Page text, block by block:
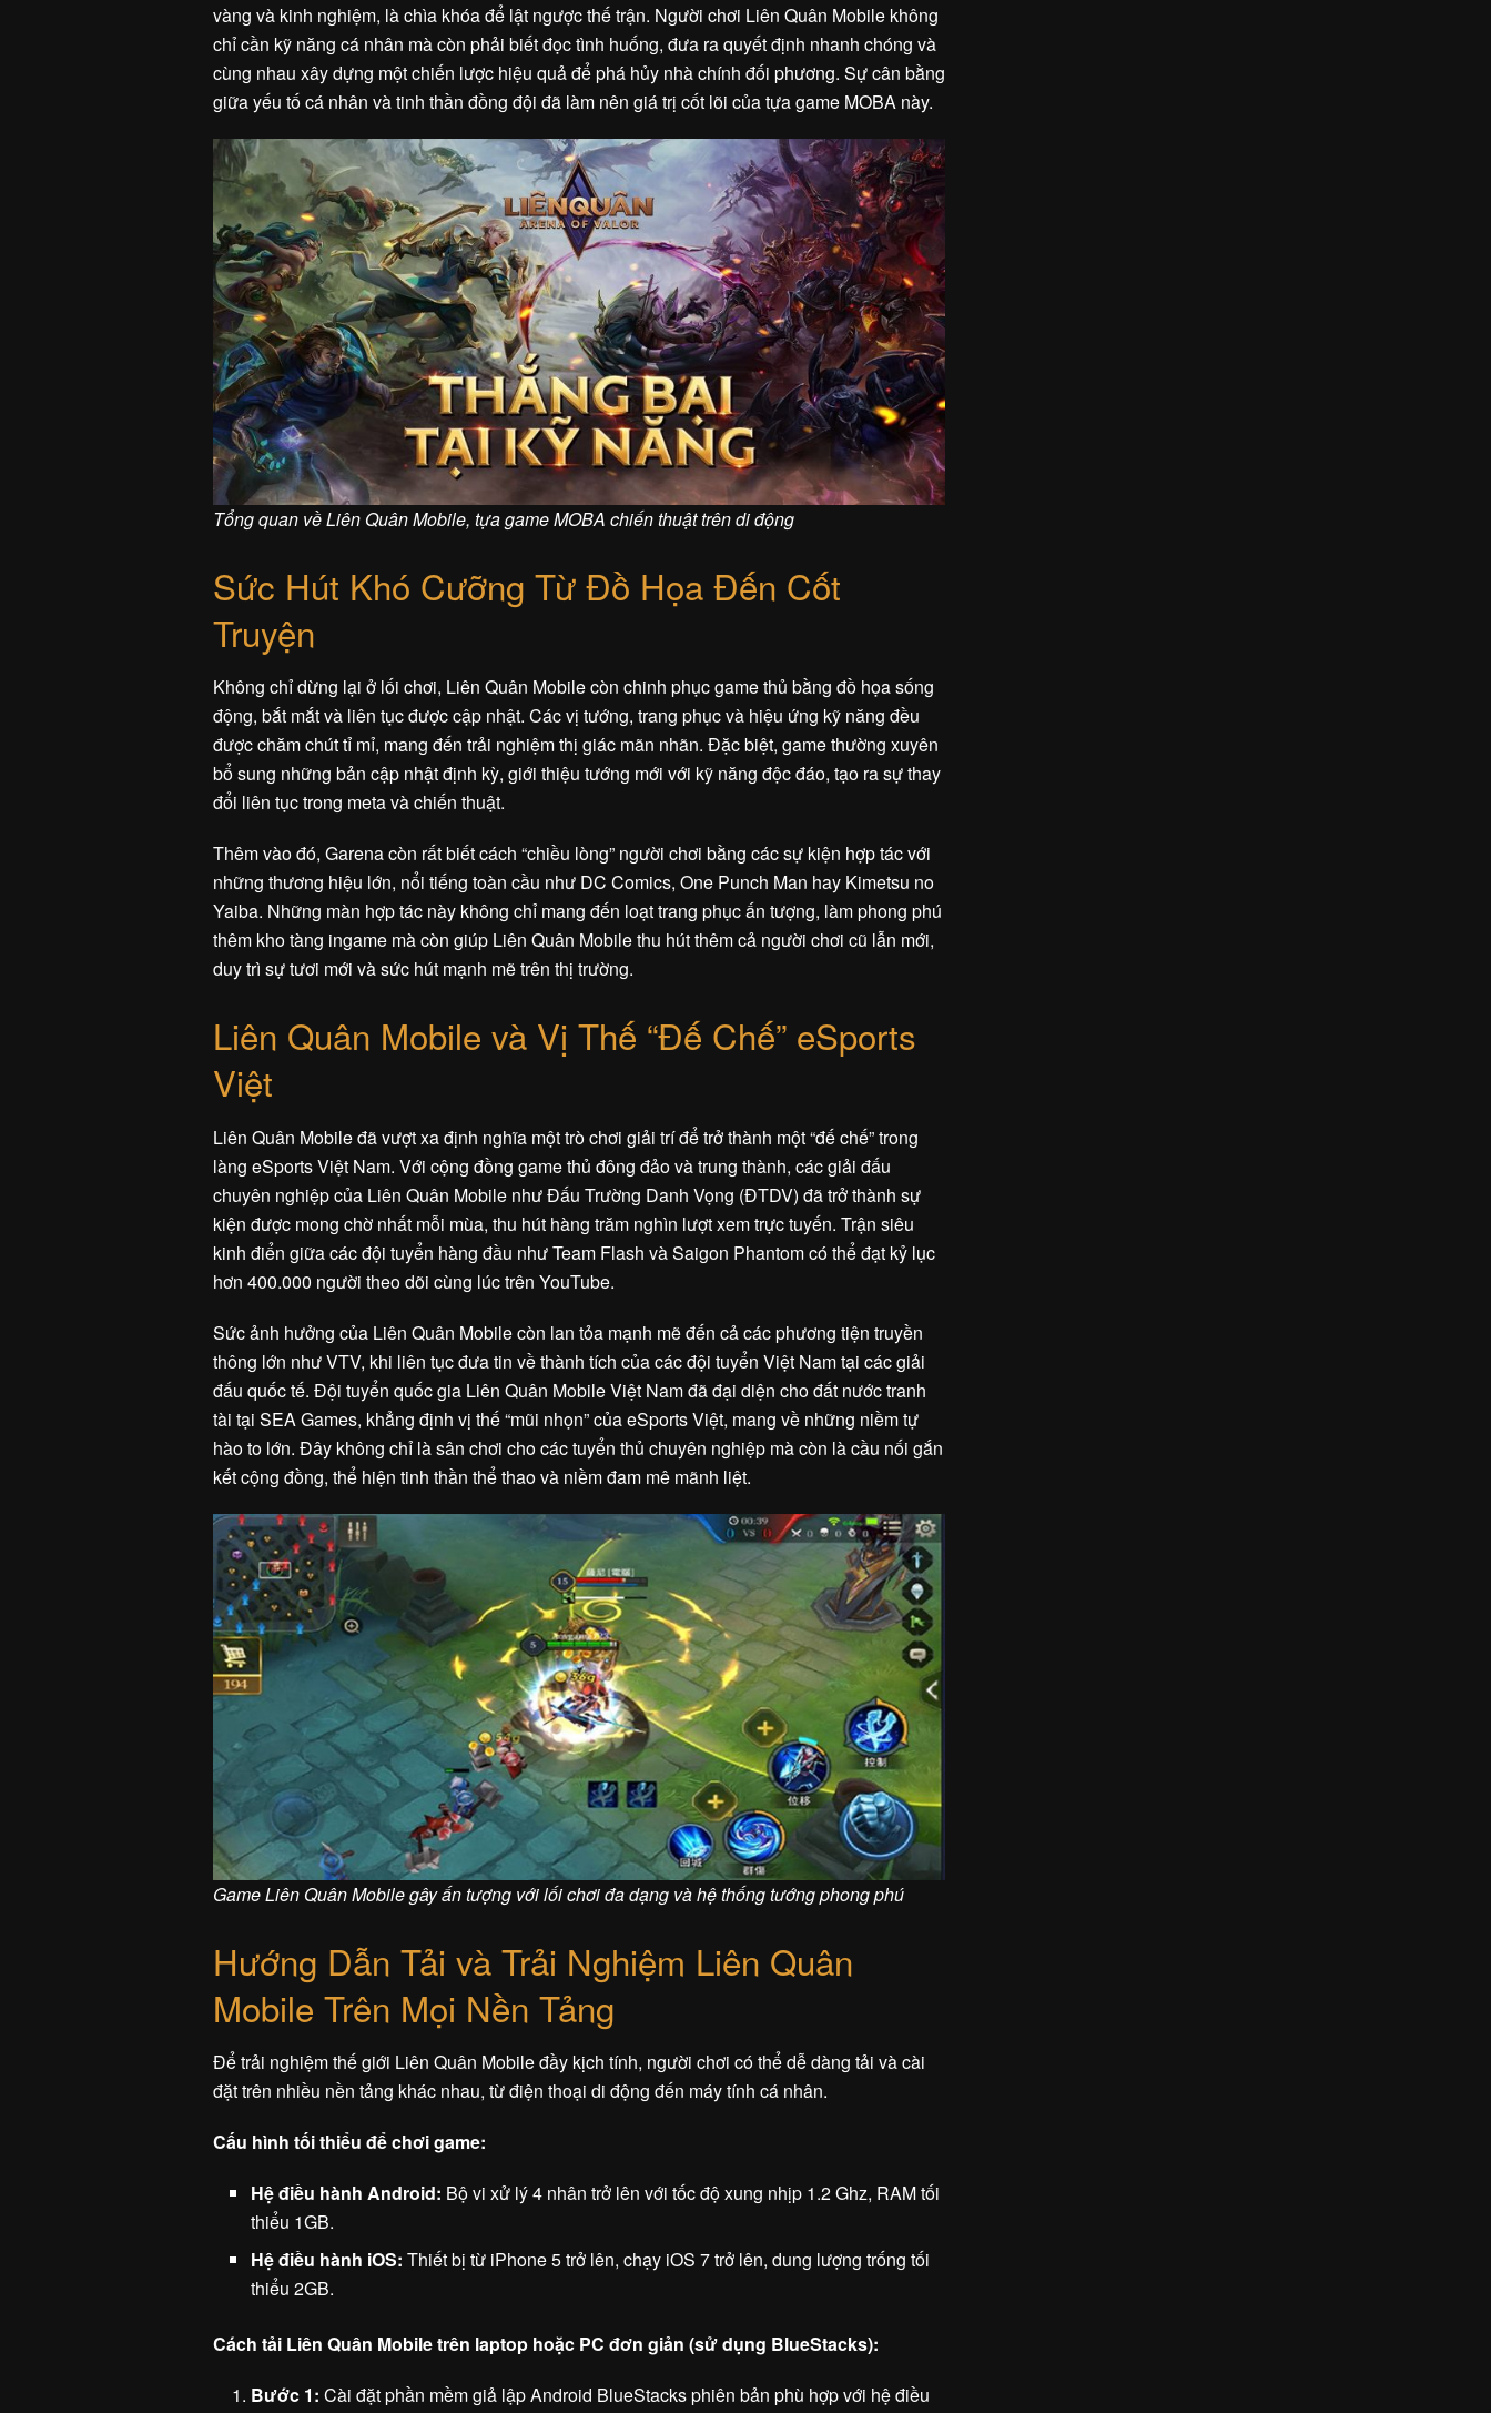
vàng và kinh nghiệm, là chìa khóa để lật ngược thế trận. Người chơi Liên Quân Mobile không
chỉ cần kỹ năng cá nhân mà còn phải biết đọc tình huống, đưa ra quyết định nhanh chóng và
cùng nhau xây dựng một chiến lược hiệu quả để phá hủy nhà chính đối phương. Sự cân bằng
giữa yếu tố cá nhân và tinh thần đồng đội đã làm nên giá trị cốt lõi của tựa game MOBA này.
Tổng quan về Liên Quân Mobile, tựa game MOBA chiến thuật trên di động
Sức Hút Khó Cưỡng Từ Đồ Họa Đến Cốt
Truyện
Không chỉ dừng lại ở lối chơi, Liên Quân Mobile còn chinh phục game thủ bằng đồ họa sống
động, bắt mắt và liên tục được cập nhật. Các vị tướng, trang phục và hiệu ứng kỹ năng đều
được chăm chút tỉ mỉ, mang đến trải nghiệm thị giác mãn nhãn. Đặc biệt, game thường xuyên
bổ sung những bản cập nhật định kỳ, giới thiệu tướng mới với kỹ năng độc đáo, tạo ra sự thay
đổi liên tục trong meta và chiến thuật.
Thêm vào đó, Garena còn rất biết cách “chiều lòng” người chơi bằng các sự kiện hợp tác với
những thương hiệu lớn, nổi tiếng toàn cầu như DC Comics, One Punch Man hay Kimetsu no
Yaiba. Những màn hợp tác này không chỉ mang đến loạt trang phục ấn tượng, làm phong phú
thêm kho tàng ingame mà còn giúp Liên Quân Mobile thu hút thêm cả người chơi cũ lẫn mới,
duy trì sự tươi mới và sức hút mạnh mẽ trên thị trường.
Liên Quân Mobile và Vị Thế “Đế Chế” eSports
Việt
Liên Quân Mobile đã vượt xa định nghĩa một trò chơi giải trí để trở thành một “đế chế” trong
làng eSports Việt Nam. Với cộng đồng game thủ đông đảo và trung thành, các giải đấu
chuyên nghiệp của Liên Quân Mobile như Đấu Trường Danh Vọng (ĐTDV) đã trở thành sự
kiện được mong chờ nhất mỗi mùa, thu hút hàng trăm nghìn lượt xem trực tuyến. Trận siêu
kinh điển giữa các đội tuyển hàng đầu như Team Flash và Saigon Phantom có thể đạt kỷ lục
hơn 400.000 người theo dõi cùng lúc trên YouTube.
Sức ảnh hưởng của Liên Quân Mobile còn lan tỏa mạnh mẽ đến cả các phương tiện truyền
thông lớn như VTV, khi liên tục đưa tin về thành tích của các đội tuyển Việt Nam tại các giải
đấu quốc tế. Đội tuyển quốc gia Liên Quân Mobile Việt Nam đã đại diện cho đất nước tranh
tài tại SEA Games, khẳng định vị thế “mũi nhọn” của eSports Việt, mang về những niềm tự
hào to lớn. Đây không chỉ là sân chơi cho các tuyển thủ chuyên nghiệp mà còn là cầu nối gắn
kết cộng đồng, thể hiện tinh thần thể thao và niềm đam mê mãnh liệt.
Game Liên Quân Mobile gây ấn tượng với lối chơi đa dạng và hệ thống tướng phong phú
Hướng Dẫn Tải và Trải Nghiệm Liên Quân
Mobile Trên Mọi Nền Tảng
Để trải nghiệm thế giới Liên Quân Mobile đầy kịch tính, người chơi có thể dễ dàng tải và cài
đặt trên nhiều nền tảng khác nhau, từ điện thoại di động đến máy tính cá nhân.
Cấu hình tối thiểu để chơi game:
Hệ điều hành Android: Bộ vi xử lý 4 nhân trở lên với tốc độ xung nhịp 1.2 Ghz, RAM tối
thiểu 1GB.
Hệ điều hành iOS: Thiết bị từ iPhone 5 trở lên, chạy iOS 7 trở lên, dung lượng trống tối
thiểu 2GB.
Cách tải Liên Quân Mobile trên laptop hoặc PC đơn giản (sử dụng BlueStacks):
Bước 1: Cài đặt phần mềm giả lập Android BlueStacks phiên bản phù hợp với hệ điều